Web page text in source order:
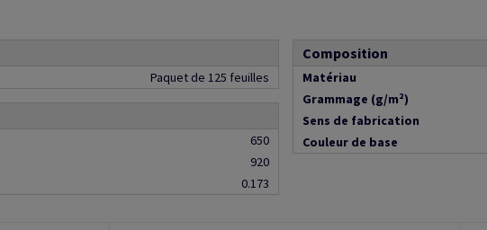
Paquet de 125 feuilles
650
920
0.173
Composition
Matériau
Grammage (g/m²)
Sens de fabrication
Couleur de base